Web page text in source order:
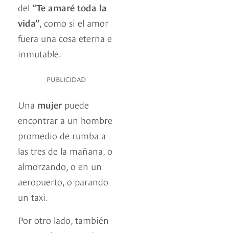
del “Te amaré toda la
vida”, como si el amor
fuera una cosa eterna e
inmutable.
PUBLICIDAD
Una mujer puede
encontrar a un hombre
promedio de rumba a
las tres de la mañana, o
almorzando, o en un
aeropuerto, o parando
un taxi.
Por otro lado, también